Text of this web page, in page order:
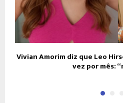
Vivian Amorim diz que Leo
vez por mês: